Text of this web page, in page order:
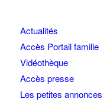
Actualités
Accès Portail famille
Vidéothèque
Accès presse
Les petites annonces